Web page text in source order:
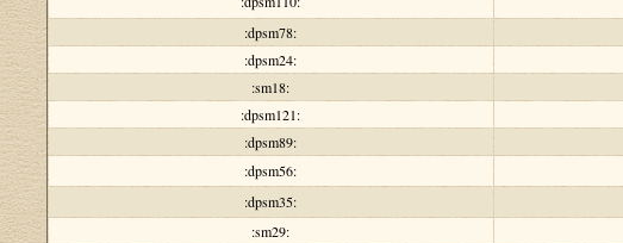
:dpsm78:
:dpsm24:
:sm18:
:dpsm121:
:dpsm89:
:dpsm56:
:dpsm35:
:sm29: